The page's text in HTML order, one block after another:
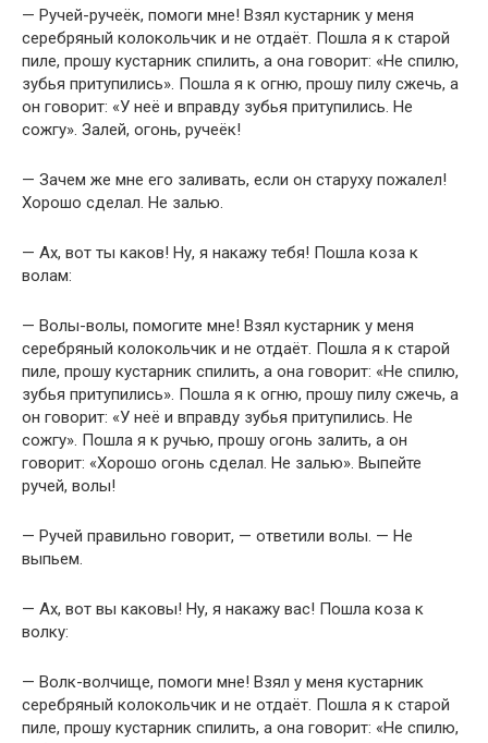
— Ручей-ручеёк, помоги мне! Взял кустарник у меня
серебряный колокольчик и не отдаёт. Пошла я к старой
пиле, прошу кустарник спилить, а она говорит: «Не спилю,
зубья притупились». Пошла я к огню, прошу пилу сжечь, а
он говорит: «У неё и вправду зубья притупились. Не
сожгу». Залей, огонь, ручеёк!
— Зачем же мне его заливать, если он старуху пожалел!
Хорошо сделал. Не залью.
— Ах, вот ты каков! Ну, я накажу тебя! Пошла коза к
волам:
— Волы-волы, помогите мне! Взял кустарник у меня
серебряный колокольчик и не отдаёт. Пошла я к старой
пиле, прошу кустарник спилить, а она говорит: «Не спилю,
зубья притупились». Пошла я к огню, прошу пилу сжечь, а
он говорит: «У неё и вправду зубья притупились. Не
сожгу». Пошла я к ручью, прошу огонь залить, а он
говорит: «Хорошо огонь сделал. Не залью». Выпейте
ручей, волы!
— Ручей правильно говорит, — ответили волы. — Не
выпьем.
— Ах, вот вы каковы! Ну, я накажу вас! Пошла коза к
волку:
— Волк-волчище, помоги мне! Взял у меня кустарник
серебряный колокольчик и не отдаёт. Пошла я к старой
пиле, прошу кустарник спилить, а она говорит: «Не спилю,